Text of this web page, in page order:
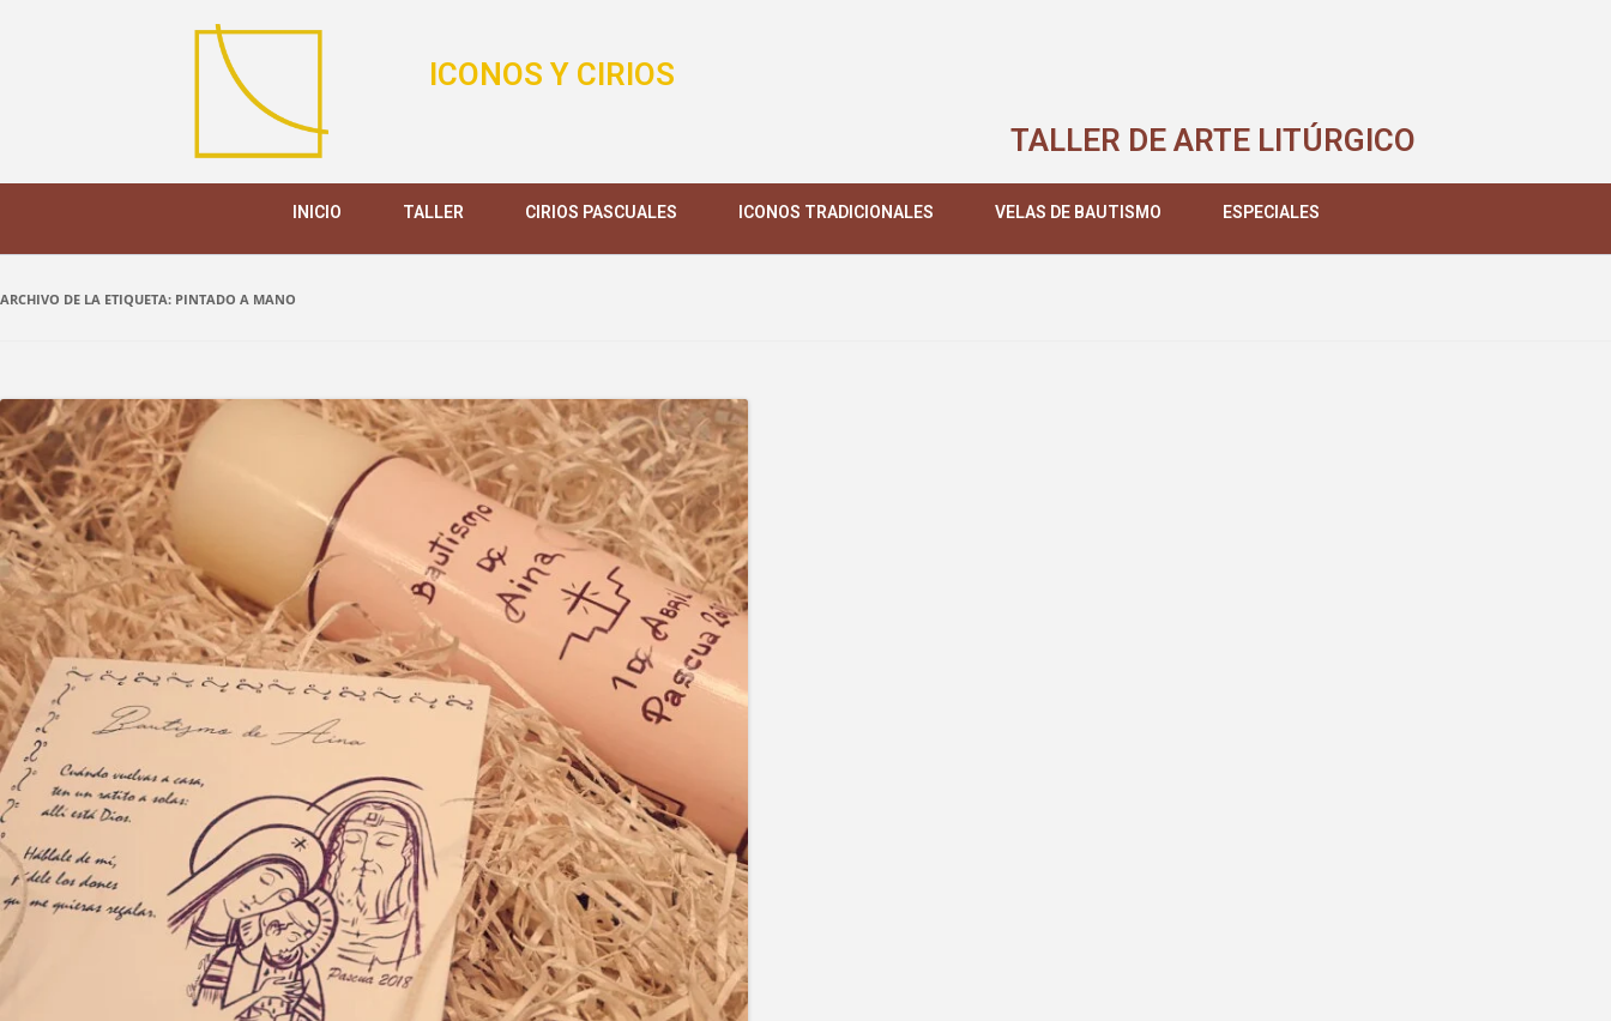
ICONOS Y CIRIOS
TALLER DE ARTE LITÚRGICO
INICIO TALLER CIRIOS PASCUALES ICONOS TRADICIONALES VELAS DE BAUTISMO ESPECIALES
ARCHIVO DE LA ETIQUETA: PINTADO A MANO